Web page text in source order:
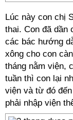
Lúc này con chị
thai. Con đã dần
các bác hướng
xông cho con
tháng nằm viện,
tuần thì con lại
viện và từ đó
phải nhập viện